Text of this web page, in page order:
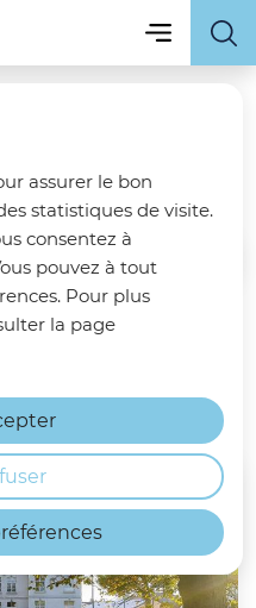
assurer le bon
statistiques de visite.
consentez à
pouvez à tout
Pour plus
la page
Skip to
site
map
Menu
de la Ville
ses
...